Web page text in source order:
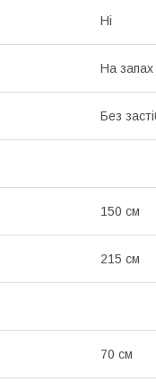
Ні
На запах
Без
150 см
215 см
70 см